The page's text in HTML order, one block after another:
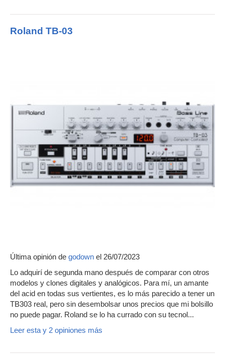
Roland TB-03
Última opinión de godown el 26/07/2023
Lo adquirí de segunda mano después de comparar con otros
modelos y clones digitales y analógicos. Para mí, un amante
del acid en todas sus vertientes, es lo más parecido a tener un
TB303 real, pero sin desembolsar unos precios que mi bolsillo
no puede pagar. Roland se lo ha currado con su tecnol...
Leer esta y 2 opiniones más